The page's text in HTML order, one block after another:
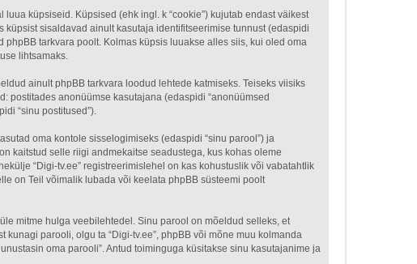
küpsiseid. Küpsised (ehk ingl. k “cookie”) kujutab endast väikest
sisaldavad ainult kasutaja identifitseerimise tunnust (edaspidi
tarkvara poolt. Kolmas küpsis luuakse alles siis, kui oled oma
lihtsamaks.
ainult phpBB tarkvara loodud lehtede katmiseks. Teiseks viisiks
postitades anonüümse kasutajana (edaspidi “anonüümsed
“sinu postitused”).
oma kontole sisselogimiseks (edaspidi “sinu parool”) ja
kaitstud selle riigi andmekaitse seadustega, kus kohas oleme
“Digi-tv.ee” registreerimislehel on kas kohustuslik või vabatahtlik
on Teil võimalik lubada või keelata phpBB süsteemi poolt
mitme hulga veebilehtedel. Sinu parool on mõeldud selleks, et
parooli, olgu ta “Digi-tv.ee”, phpBB või mõne muu kolmanda
oma parooli”. Antud toiminguga küsitakse sinu kasutajanime ja